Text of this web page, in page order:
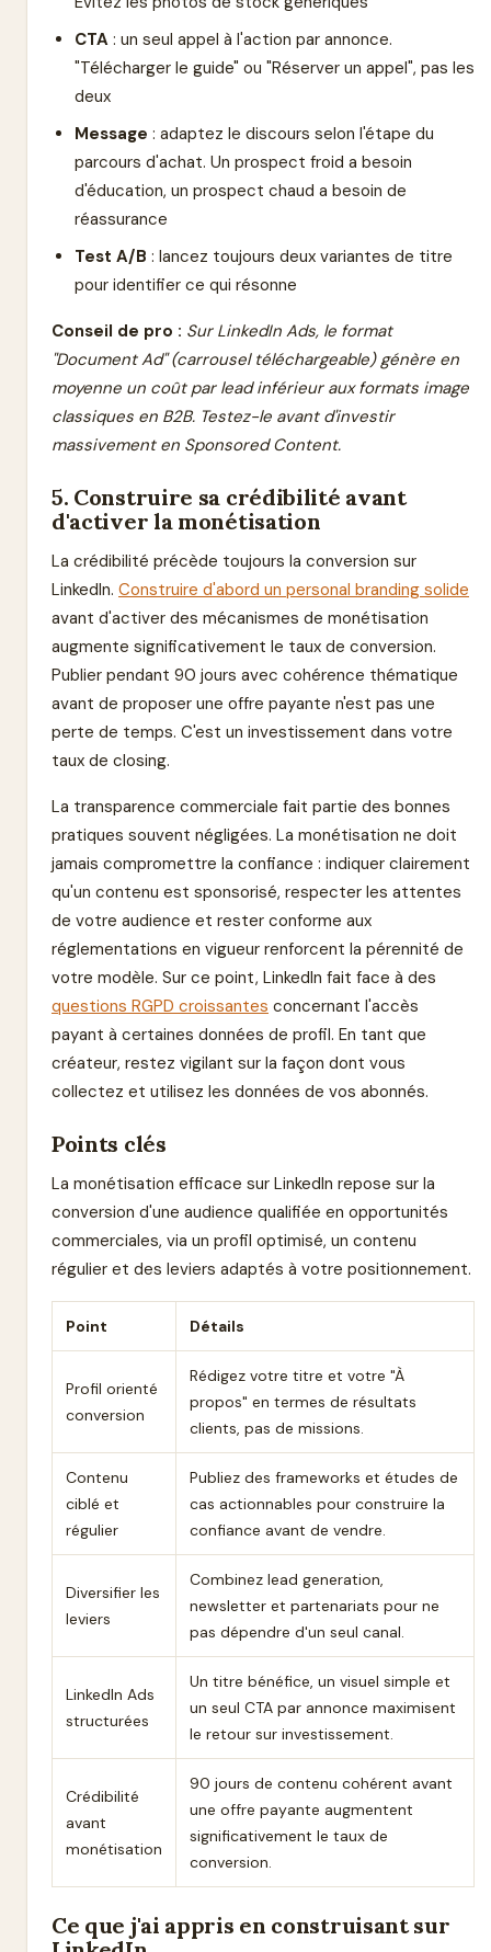
CTA: un seul appel à l'action par annonce.
"Télécharger le guide" ou "Réserver un appel", pas les
deux
Message : adaptez le discours selon l'étape du
parcours d'achat. Un prospect froid a besoin
d'éducation, un prospect chaud a besoin de
réassurance
Test A/B : lancez toujours deux variantes de titre
pour identifier ce qui résonne
Conseil de pro : Sur LinkedIn Ads, le format
"Document Ad" (carrousel téléchargeable) génère en
moyenne un coût par lead inférieur aux formats image
classiques en B2B. Testez-le avant d'investir
massivement en Sponsored Content.
5. Construire sa crédibilité avant
d'activer la monétisation
La crédibilité précède toujours la conversion sur
LinkedIn. Construire d'abord un personal branding solide
avant d'activer des mécanismes de monétisation
augmente significativement le taux de conversion.
Publier pendant 90 jours avec cohérence thématique
avant de proposer une offre payante n'est pas une
perte de temps. C'est un investissement dans votre
taux de closing.
La transparence commerciale fait partie des bonnes
pratiques souvent négligées. La monétisation ne doit
jamais compromettre la confiance : indiquer clairement
qu'un contenu est sponsorisé, respecter les attentes
de votre audience et rester conforme aux
réglementations en vigueur renforcent la pérennité de
votre modèle. Sur ce point, LinkedIn fait face à des
questions RGPD croissantes concernant l'accès
payant à certaines données de profil. En tant que
créateur, restez vigilant sur la façon dont vous
collectez et utilisez les données de vos abonnés.
Points clés
La monétisation efficace sur LinkedIn repose sur la
conversion d'une audience qualifiée en opportunités
commerciales, via un profil optimisé, un contenu
régulier et des leviers adaptés à votre positionnement.
Point Détails
Profil orienté
conversion
Rédigez votre titre et votre "À
propos" en termes de résultats
clients, pas de missions.
Contenu
ciblé et
régulier
Publiez des frameworks et études de
cas actionnables pour construire la
confiance avant de vendre.
Diversifier les
leviers
Combinez lead generation,
newsletter et partenariats pour ne
pas dépendre d'un seul canal.
LinkedIn Ads
structurées
Un titre bénéfice, un visuel simple et
un seul CTA par annonce maximisent
le retour sur investissement.
Crédibilité
avant
monétisation
90 jours de contenu cohérent avant
une offre payante augmentent
significativement le taux de
conversion.
Ce que j'ai appris en construisant sur